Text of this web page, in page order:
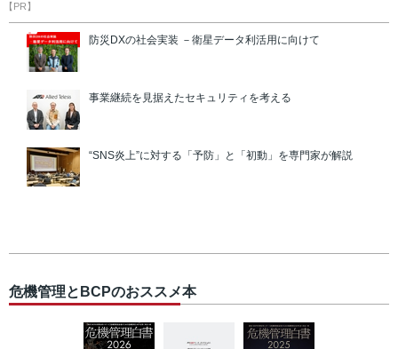
【PR】
防災DXの社会実装 －衛星データ利活用に向けて
事業継続を見据えたセキュリティを考える
“SNS炎上”に対する「予防」と「初動」を専門家が解説
危機管理とBCPのおススメ本